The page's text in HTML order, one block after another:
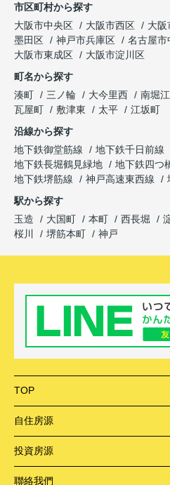
市区町村から探す
大阪市中央区
大阪市西区 大阪
墨田区
神戸市兵庫区 名古屋市
大阪市東成区
大阪市淀川区
町名から探す
湊町
三ノ輪 大今里西 南堀江
瓦屋町
敷津東 太平
江坂町
沿線から探す
地下鉄御堂筋線
地下鉄千日前線
地下鉄長堀鶴見緑地
地下鉄四つ
地下鉄堺筋線
神戸高速東西線
駅から探す
玉造
大国町 本町 西長堀
桜川
堺筋本町 神戸
TOP
自住房源
投資房源
聯絡我們